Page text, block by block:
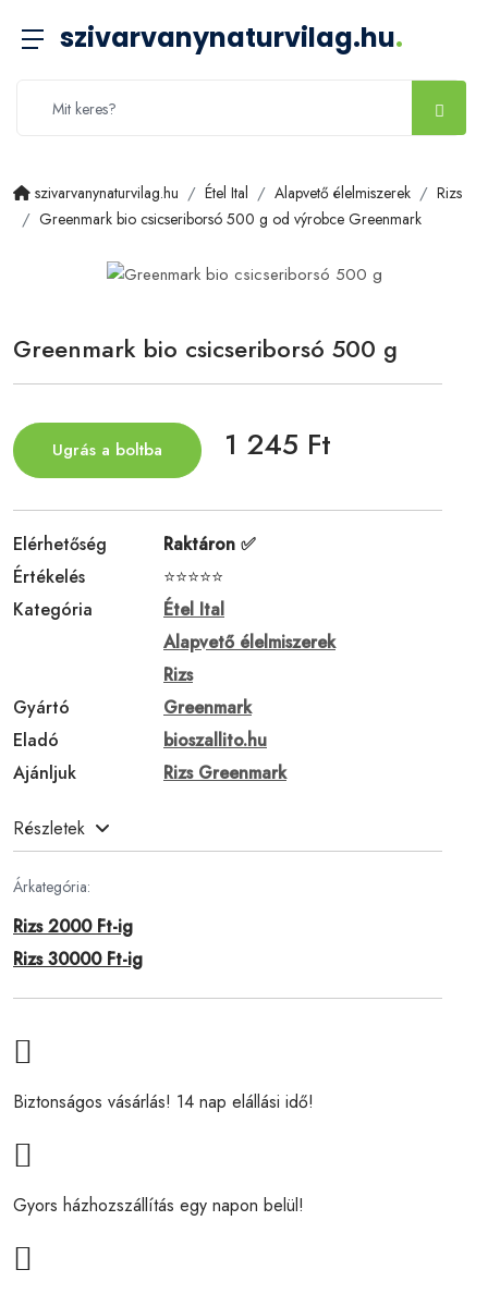
szivarvanynaturvilag.hu.
szivarvanynaturvilag.hu Étel Ital Alapvető élelmiszerek
Rizs
Greenmark bio csicseriborsó 500 g od výrobce Greenmark
Greenmark bio csicseriborsó 500 g
Ugrás a boltba 1 245 Ft
Elérhetőség
Raktáron ✅
Értékelés
⭐⭐⭐⭐⭐
Kategória
Étel Ital
Alapvető élelmiszerek
Rizs
Gyártó
Greenmark
Eladó
bioszallito.hu
Ajánljuk
Rizs Greenmark
Részletek
Árkategória:
Rizs 2000 Ft-ig
Rizs 30000 Ft-ig
Biztonságos vásárlás! 14 nap elállási idő!
Gyors házhozszállítás egy napon belül!